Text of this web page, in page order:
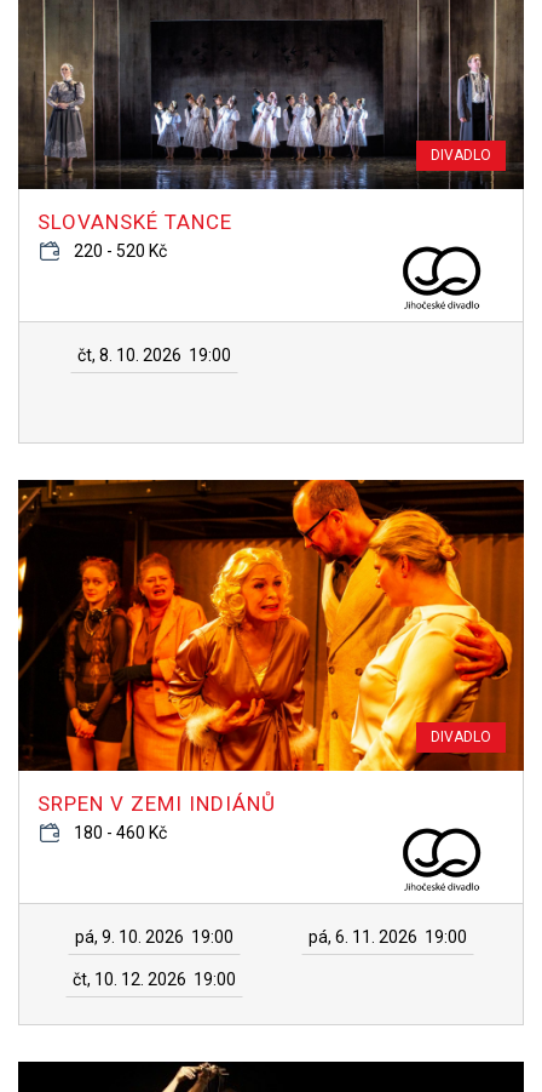
DIVADLO
SLOVANSKÉ TANCE
220 - 520 Kč
čt, 8. 10. 2026 19:00
DIVADLO
SRPEN V ZEMI INDIÁNŮ
180 - 460 Kč
pá, 9. 10. 2026 19:00 pá, 6. 11. 2026 19:00
čt, 10. 12. 2026 19:00